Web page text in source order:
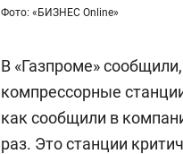
Фото: «БИЗНЕС Online»
В «Газпроме»
компрессорные
как сообщили в
раз. Это станции